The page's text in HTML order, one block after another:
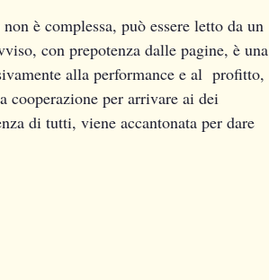
è complessa, può essere letto da un
con prepotenza dalle pagine, è una
alla performance e al profitto,
cooperazione per arrivare ai dei
di tutti, viene accantonata per dare